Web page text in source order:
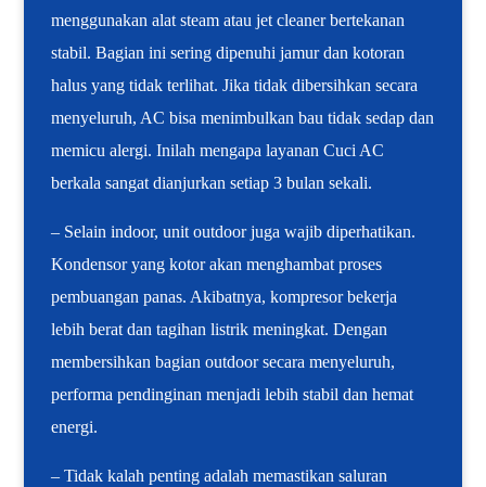
menggunakan alat steam atau jet cleaner bertekanan
stabil. Bagian ini sering dipenuhi jamur dan kotoran
halus yang tidak terlihat. Jika tidak dibersihkan secara
menyeluruh, AC bisa menimbulkan bau tidak sedap dan
memicu alergi. Inilah mengapa layanan Cuci AC
berkala sangat dianjurkan setiap 3 bulan sekali.
– Selain indoor, unit outdoor juga wajib diperhatikan.
Kondensor yang kotor akan menghambat proses
pembuangan panas. Akibatnya, kompresor bekerja
lebih berat dan tagihan listrik meningkat. Dengan
membersihkan bagian outdoor secara menyeluruh,
performa pendinginan menjadi lebih stabil dan hemat
energi.
– Tidak kalah penting adalah memastikan saluran